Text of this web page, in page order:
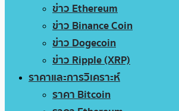
ข่าว Ethereum
ข่าว Binance Coin
ข่าว Dogecoin
ข่าว Ripple (XRP)
ราคาและการวิเคราะห์
ราคา Bitcoin